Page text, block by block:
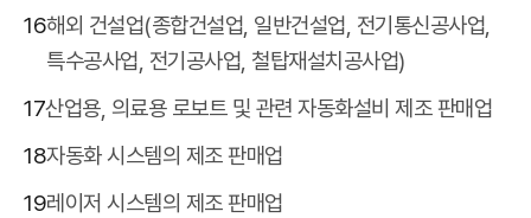
16해외 건설업(종합건설업, 일반건설업, 전기통신공사업,
특수공사업, 전기공사업, 철탑재설치공사업)
17산업용, 의료용 로보트 및 관련 자동화설비 제조 판매업
18자동화 시스템의 제조 판매업
19레이저 시스템의 제조 판매업